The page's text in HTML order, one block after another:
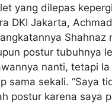
yang dilepas
DKI Jakarta,
Shahnaz
postur tubuhnya
nanti, tetapi
sama sekali. “Saya
postur karena saya